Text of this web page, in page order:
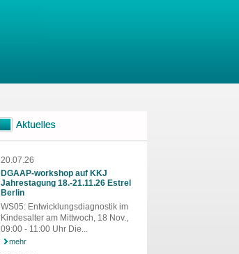
20.07.26
DGAAP-workshop auf KKJ
Jahrestagung 18.-21.11.26 Estrel
Berlin
WS05: Entwicklungsdiagnostik im
Kindesalter am Mittwoch, 18 Nov.,
09:00 - 11:00 Uhr Die...
mehr